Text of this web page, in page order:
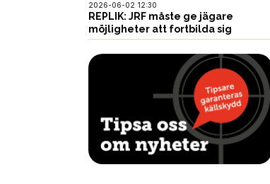
2026-06-02 12:30
REPLIK: JRF måste ge jägare
möjligheter att fortbilda sig